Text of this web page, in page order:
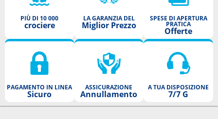
PIÙ DI 10 000
crociere
LA GARANZIA DEL
Miglior Prezzo
SPESE DI APERTURA
PRATICA
Offerte
PAGAMENTO IN LINEA
Sicuro
ASSICURAZIONE
Annullamento
A TUA DISPOSIZIONE
7/7 G